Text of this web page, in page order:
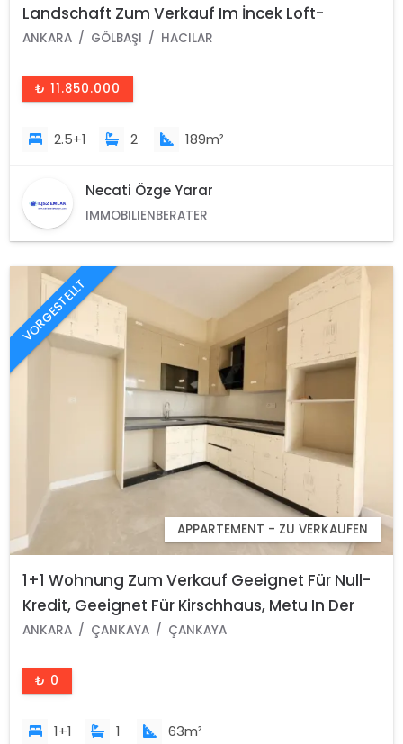
Landschaft Zum Verkauf Im İncek Loft-
Komplex
ANKARA GÖLBAŞI HACILAR
₺ 11.850.000
2.5+1 2 189m²
Necati Özge Yarar
IMMOBILIENBERATER
VORGESTELLT
APPARTEMENT - ZU VERKAUFEN
1+1 Wohnung Zum Verkauf Geeignet Für Null-
Kredit, Geeignet Für Kirschhaus, Metu In Der
Nähe Von Arbeiterblöcken, Stadtteil Çankaya
ANKARA ÇANKAYA ÇANKAYA
₺ 0
1+1 1 63m²